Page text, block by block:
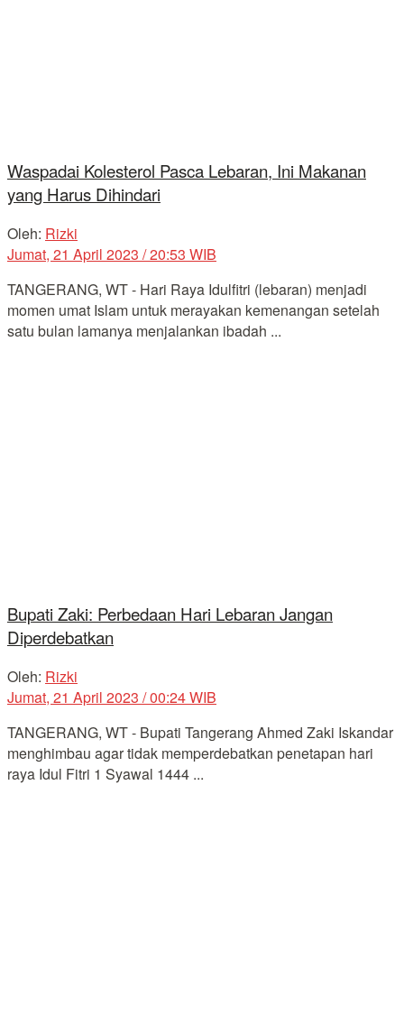
Waspadai Kolesterol Pasca Lebaran, Ini Makanan
yang Harus Dihindari
Oleh: Rizki
Jumat, 21 April 2023 / 20:53 WIB
TANGERANG, WT - Hari Raya Idulfitri (lebaran) menjadi
momen umat Islam untuk merayakan kemenangan setelah
satu bulan lamanya menjalankan ibadah ...
Bupati Zaki: Perbedaan Hari Lebaran Jangan
Diperdebatkan
Oleh: Rizki
Jumat, 21 April 2023 / 00:24 WIB
TANGERANG, WT - Bupati Tangerang Ahmed Zaki Iskandar
menghimbau agar tidak memperdebatkan penetapan hari
raya Idul Fitri 1 Syawal 1444 ...